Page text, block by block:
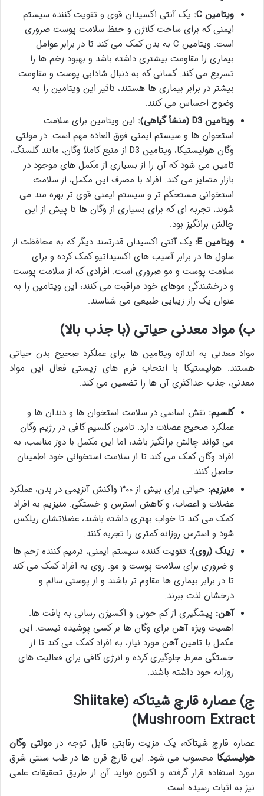
ویتامین C:
یک آنتی اکسیدان قوی و تقویت کننده سیستم
ایمنی که برای ساخت کلاژن و حفظ سلامت پوست ضروری
است. ویتامین C به بدن کمک می کند تا در برابر عوامل
بیماری زا مقاومت بیشتری داشته باشد و بهبود زخم ها را
تسریع می کند. کسانی که به دنبال شادابی پوست و مقاومت
بیشتر در برابر بیماری ها هستند، تاثیر این ویتامین را به
وضوح احساس می کنند.
ویتامین D3 (منشأ گیاهی):
این ویتامین برای سلامت
استخوان ها و سیستم ایمنی فوق العاده مهم است. در مولتی
وگان هولیستیکا، ویتامین D3 از منبع کاملاً وگان، مانند گلسنگ،
تامین می شود که آن را از بسیاری از مکمل های موجود در
بازار متمایز می کند. افراد با مصرف این مکمل، از سلامت
استخوانی مستحکم تر و سیستم ایمنی قوی تر بهره مند می
شوند، تجربه ای که برای بسیاری از وگان ها تا پیش از این
چالش برانگیز بود.
ویتامین E:
یک آنتی اکسیدان قدرتمند دیگر که به محافظت از
سلول ها در برابر آسیب های اکسیداتیو کمک کرده و برای
سلامت پوست و مو ضروری است. افرادی که از سلامت پوست
و درخشندگی موهای خود مراقبت می کنند، این ویتامین را به
عنوان یک راز زیبایی طبیعی می شناسند.
ب) مواد معدنی حیاتی (با جذب بالا)
مواد معدنی به اندازه ویتامین ها برای عملکرد صحیح بدن حیاتی
هستند. هولیستیکا با انتخاب فرم های زیستی فعال این مواد
معدنی، جذب حداکثری آن ها را تضمین می کند.
کلسیم: نقش اساسی در سلامت استخوان ها و دندان ها و
عملکرد صحیح عضلات دارد. تامین کلسیم کافی در رژیم وگان
می تواند چالش برانگیز باشد، اما این مکمل با دوز مناسب، به
افراد وگان کمک می کند تا از سلامت استخوانی خود اطمینان
حاصل کنند.
منیزیم:
حیاتی برای بیش از ۳۰۰ واکنش آنزیمی در بدن، عملکرد
عضلات و اعصاب، و کاهش استرس و خستگی. منیزیم به افراد
کمک می کند تا خواب بهتری داشته باشند، عضلاتشان ریلکس
شود و استرس روزانه کمتری را تجربه کنند.
زینک (روی): تقویت کننده سیستم ایمنی، ترمیم کننده زخم ها
و ضروری برای سلامت پوست و مو. روی به افراد کمک می کند
تا در برابر بیماری ها مقاوم تر باشند و از پوستی سالم و
درخشان لذت ببرند.
آهن: پیشگیری از کم خونی و اکسیژن رسانی به بافت ها.
اهمیت ویژه آهن برای وگان ها بر کسی پوشیده نیست. این
مکمل با تامین آهن مورد نیاز، به افراد کمک می کند تا از
خستگی مفرط جلوگیری کرده و انرژی کافی برای فعالیت های
روزانه خود داشته باشند.
ج) عصاره قارچ شیتاکه (Shiitake
Mushroom Extract)
عصاره قارچ شیتاکه، یک مزیت رقابتی قابل توجه درمولتی وگان
هولیستیکا محسوب می شود. این قارچ قرن ها در طب سنتی شرق
مورد استفاده قرار گرفته و اکنون فواید آن از طریق تحقیقات علمی
نیز به اثبات رسیده است.